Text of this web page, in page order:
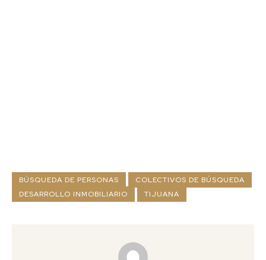
BÚSQUEDA DE PERSONAS
COLECTIVOS DE BÚSQUEDA
DESARROLLO INMOBILIARIO
TIJUANA